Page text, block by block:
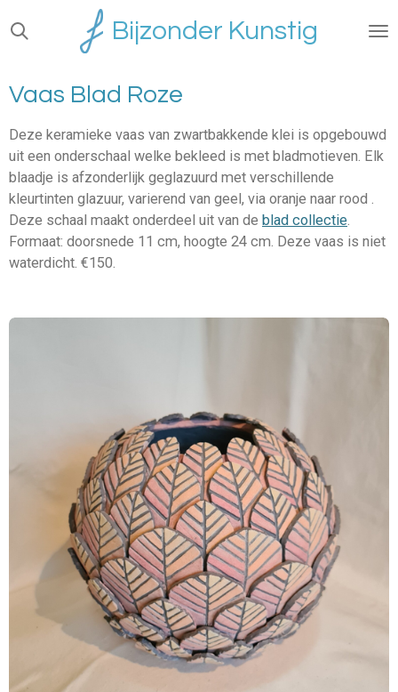
Ga
direct
de
hoofdinhoud
Bijzonder Kunstig
Vaas Blad Roze
Deze keramieke vaas van zwartbakkende klei is opgebouwd
uit een onderschaal welke bekleed is met bladmotieven. Elk
blaadje is afzonderlijk geglazuurd met verschillende
kleurtinten glazuur, varierend van geel, via oranje naar rood .
Deze schaal maakt onderdeel uit van de blad collectie.
Formaat: doorsnede 11 cm, hoogte 24 cm. Deze vaas is niet
waterdicht. €150.